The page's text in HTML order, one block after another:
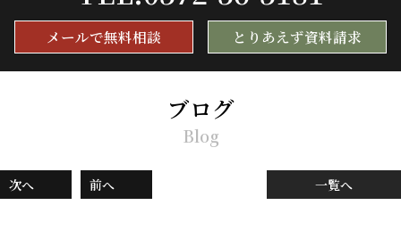
メールで無料相談 とりあえず資料請求
ブログ
Blog
次へ 前へ 一覧へ